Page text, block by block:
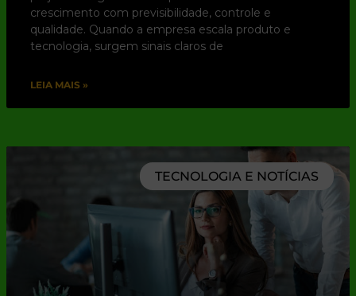
crescimento com previsibilidade, controle e
qualidade. Quando a empresa escala produto e
tecnologia, surgem sinais claros de
LEIA MAIS »
TECNOLOGIA E NOTÍCIAS